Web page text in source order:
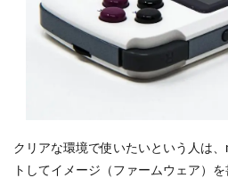
クリアな環境で使いたいという人は
トしてイメージ（ファームウェア）